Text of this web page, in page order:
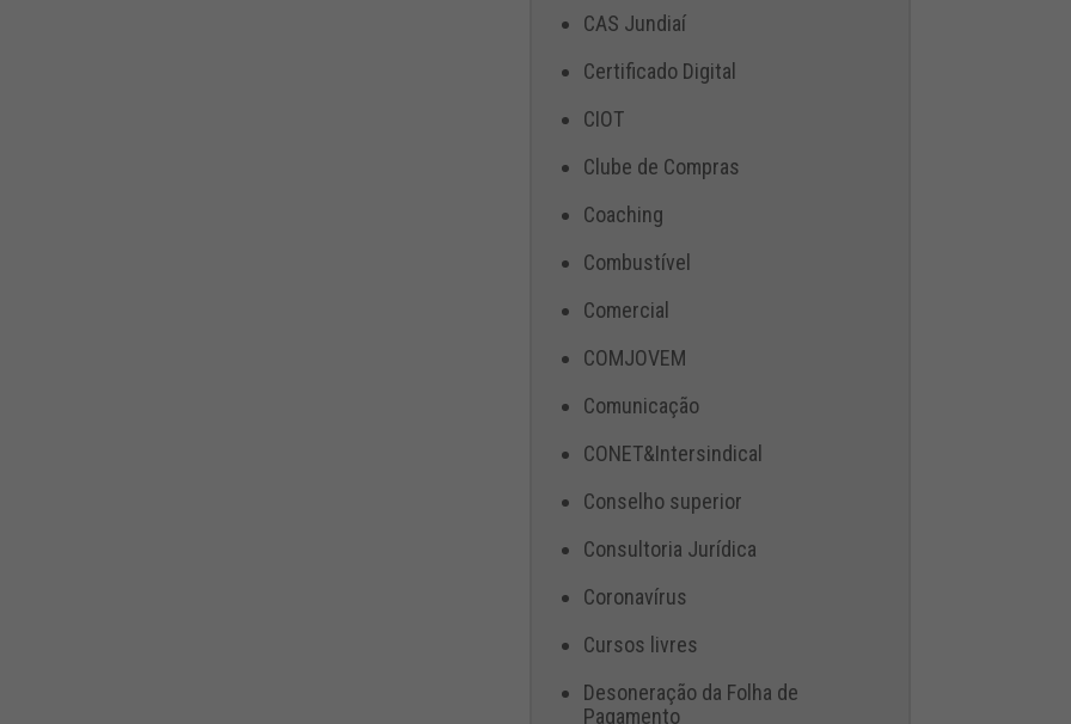
CAS Jundiaí
Certificado Digital
CIOT
Clube de Compras
Coaching
Combustível
Comercial
COMJOVEM
Comunicação
CONET&Intersindical
Conselho superior
Consultoria Jurídica
Coronavírus
Cursos livres
Desoneração da Folha de
Pagamento